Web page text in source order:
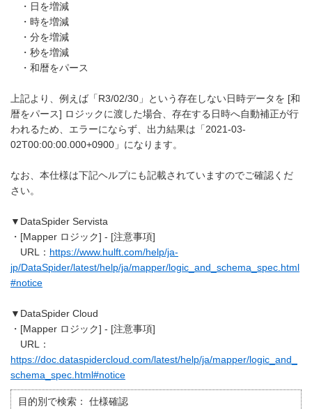
・日を増減
・時を増減
・分を増減
・秒を増減
・和暦をパース
上記より、例えば「R3/02/30」という存在しない日時データを [和
暦をパース] ロジックに渡した場合、存在する日時へ自動補正が行
われるため、エラーにならず、出力結果は「2021-03-
02T00:00:00.000+0900」になります。
なお、本仕様は下記ヘルプにも記載されていますのでご確認くだ
さい。
▼DataSpider Servista
・[Mapper ロジック] - [注意事項]
URL： https://www.hulft.com/help/ja-
jp/DataSpider/latest/help/ja/mapper/logic_and_schema_spec.html
#notice
▼DataSpider Cloud
・[Mapper ロジック] - [注意事項]
URL：
https://doc.dataspidercloud.com/latest/help/ja/mapper/logic_and_
schema_spec.html#notice
目的別で検索： 仕様確認